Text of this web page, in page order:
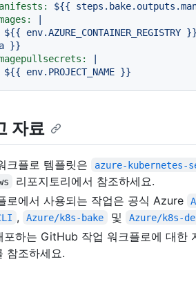
${{
자료
크플로 템플릿은 azure-kubernetes-
리포지토리에서 참조하세요.
로에서 사용되는 작업은 공식 Azure
, Azure/k8s-bake 및 Azure/k8s-
포하는 GitHub 작업 워크플로에 대한
참조하세요.